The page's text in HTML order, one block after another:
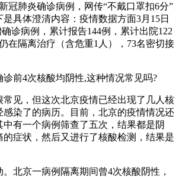
冠肺炎确诊病例，网传“不戴口罩扣6分”
具体澄清内容：疫情数据方面3月15日
诊病例，累计报告144例，累计出院122
在隔离治疗（含危重1人），73名密切接
前4次核酸均阴性,这种情况常见吗?
常见，但这次北京疫情已经出现了几人核
感染了的病历。目前，北京的疫情情况还
有一个病例筛查了五次，结果都是阴
症状，然后又进行了核酸检测，结果是
北京一病例隔离期间曾4次核酸阴性，